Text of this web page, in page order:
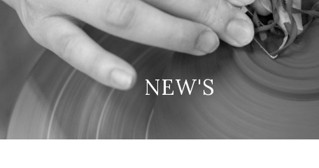
市の陶芸教室赤ぴーまん
NEW'S